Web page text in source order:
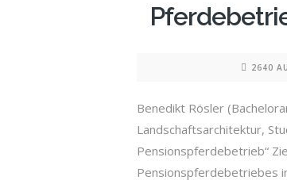
2640
Benedikt Rösler
Landschaftsarchitektur,
Pensionspferdebetrieb“
Pensionspferdebetriebes